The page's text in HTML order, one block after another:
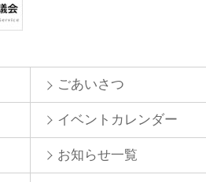
ごあいさつ
イベントカレンダー
お知らせ一覧